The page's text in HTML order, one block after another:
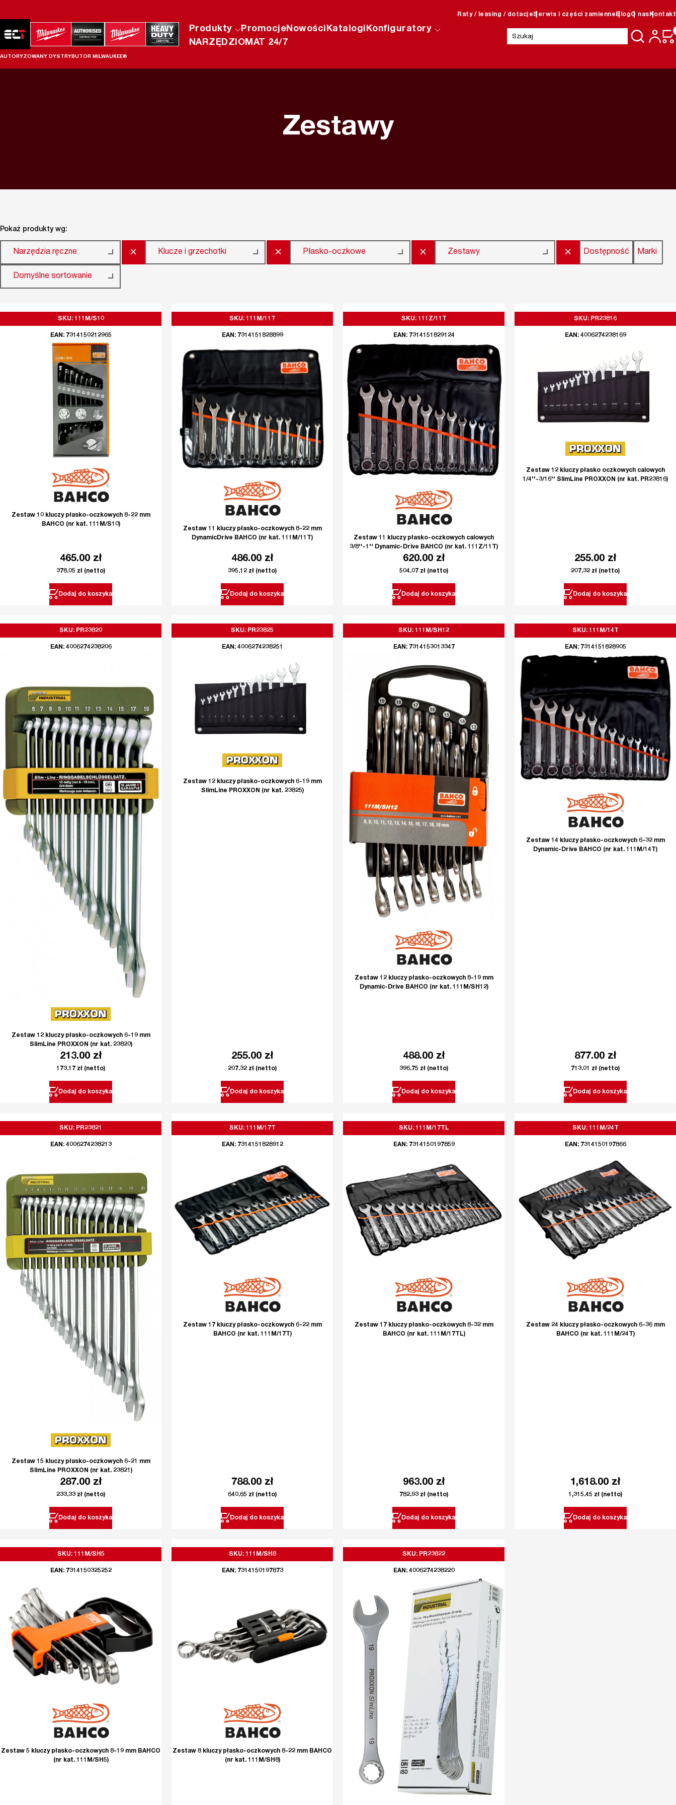
Raty / leasing / dotacjeSerwis i części zamienne BlogO nas Kontakt
AUTORYZOWANY DYSTRYBUTOR MILWAUKEE®
Produkty PromocjeNowościKatalogiKonfiguratory
NARZĘDZIOMAT 24/7
Szukaj:
Zestawy
Pokaż produkty wg:
Narzędzia ręczne × Klucze i grzechotki × Płasko-oczkowe × Zestawy × Dostępność Marki
Domyślne sortowanie
SKU: 111M/S10
EAN: 7314150212965
Zestaw 10 kluczy płasko-oczkowych 8-22 mm
BAHCO (nr kat. 111M/S10)
465.00 zł
378.05 zł (netto)
Dodaj do koszyka
SKU: 111M/11T
EAN: 7314151828899
Zestaw 11 kluczy płasko-oczkowych 8-22 mm
DynamicDrive BAHCO (nr kat. 111M/11T)
486.00 zł
395.12 zł (netto)
Dodaj do koszyka
SKU: 111Z/11T
EAN: 7314151829124
Zestaw 11 kluczy płasko-oczkowych calowych
3/8''-1'' Dynamic-Drive BAHCO (nr kat. 111Z/11T)
620.00 zł
504.07 zł (netto)
Dodaj do koszyka
SKU: PR23816
EAN: 4006274238169
Zestaw 12 kluczy płasko oczkowych calowych
1/4''-3/16'' SlimLine PROXXON (nr kat. PR23816)
255.00 zł
207.32 zł (netto)
Dodaj do koszyka
SKU: PR23820
EAN: 4006274238206
Zestaw 12 kluczy płasko-oczkowych 6-19 mm
SlimLine PROXXON (nr kat. 23820)
213.00 zł
173.17 zł (netto)
Dodaj do koszyka
SKU: PR23825
EAN: 4006274238251
Zestaw 12 kluczy płasko-oczkowych 6-19 mm
SlimLine PROXXON (nr kat. 23825)
255.00 zł
207.32 zł (netto)
Dodaj do koszyka
SKU: 111M/SH12
EAN: 7314153013347
Zestaw 12 kluczy płasko-oczkowych 8-19 mm
Dynamic-Drive BAHCO (nr kat. 111M/SH12)
488.00 zł
396.75 zł (netto)
Dodaj do koszyka
SKU: 111M/14T
EAN: 7314151828905
Zestaw 14 kluczy płasko-oczkowych 6-32 mm
Dynamic-Drive BAHCO (nr kat. 111M/14T)
877.00 zł
713.01 zł (netto)
Dodaj do koszyka
SKU: PR23821
EAN: 4006274238213
Zestaw 15 kluczy płasko-oczkowych 6-21 mm
SlimLine PROXXON (nr kat. 23821)
287.00 zł
233.33 zł (netto)
Dodaj do koszyka
SKU: 111M/17T
EAN: 7314151828912
Zestaw 17 kluczy płasko-oczkowych 6-22 mm
BAHCO (nr kat. 111M/17T)
788.00 zł
640.65 zł (netto)
Dodaj do koszyka
SKU: 111M/17TL
EAN: 7314150197859
Zestaw 17 kluczy płasko-oczkowych 8-32 mm
BAHCO (nr kat. 111M/17TL)
963.00 zł
782.93 zł (netto)
Dodaj do koszyka
SKU: 111M/24T
EAN: 7314150197866
Zestaw 24 kluczy płasko-oczkowych 6-36 mm
BAHCO (nr kat. 111M/24T)
1,618.00 zł
1,315.45 zł (netto)
Dodaj do koszyka
SKU: 111M/SH5
EAN: 7314150325252
Zestaw 5 kluczy płasko-oczkowych 8-19 mm BAHCO
(nr kat. 111M/SH5)
SKU: 111M/SH8
EAN: 7314150197873
Zestaw 8 kluczy płasko-oczkowych 8-22 mm BAHCO
(nr kat. 111M/SH8)
SKU: PR23822
EAN: 4006274238220